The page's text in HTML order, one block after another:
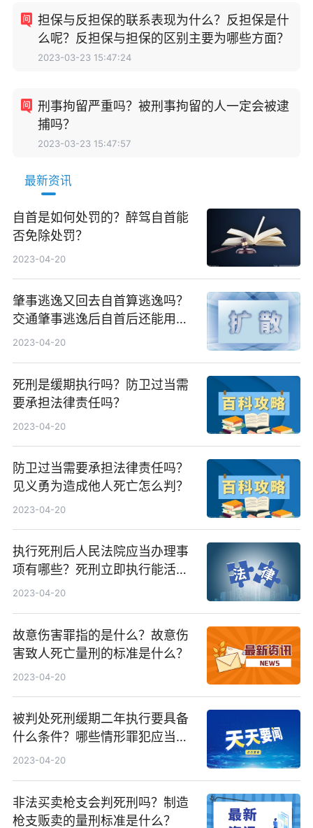
担保与反担保的联系表现为什么？反担保是什
么呢？反担保与担保的区别主要为哪些方面？
2023-03-23 15:47:24
刑事拘留严重吗？被刑事拘留的人一定会被逮
捕吗？
2023-03-23 15:47:57
最新资讯
自首是如何处罚的？醉驾自首能
否免除处罚？
2023-04-20
肇事逃逸又回去自首算逃逸吗？
交通肇事逃逸后自首后还能用商
业险吗？
2023-04-20
死刑是缓期执行吗？防卫过当需
要承担法律责任吗？
2023-04-20
防卫过当需要承担法律责任吗？
见义勇为造成他人死亡怎么判？
2023-04-20
执行死刑后人民法院应当办理事
项有哪些？死刑立即执行能活几
天？
2023-04-20
故意伤害罪指的是什么？故意伤
害致人死亡量刑的标准是什么？
2023-04-20
被判处死刑缓期二年执行要具备
什么条件？哪些情形罪犯应当判
处死刑？
2023-04-20
非法买卖枪支会判死刑吗？制造
枪支贩卖的量刑标准是什么？